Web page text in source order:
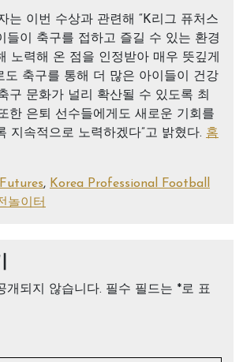
는 이번 수상과 관련해 “K리그 퓨처스
들이 축구를 접하고 즐길 수 있는 환경
노력해 온 점을 인정받아 매우 뜻깊게
도 축구를 통해 더 많은 아이들이 건강
구 문화가 널리 확산될 수 있도록 최
한 은퇴 선수들에게도 새로운 기회를
지속적으로 노력하겠다”고 밝혔다. 홈
, Korea Professional Football
놀이터
개되지 않습니다. 필수 필드는 *로 표